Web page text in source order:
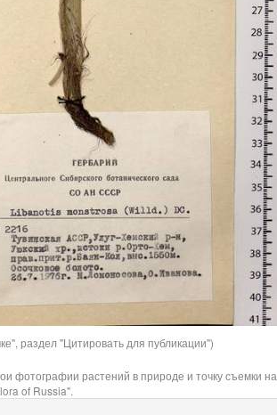
раздел "Цитировать для публикации")
фотографии растений в природе и точку съемки на
of Russia".